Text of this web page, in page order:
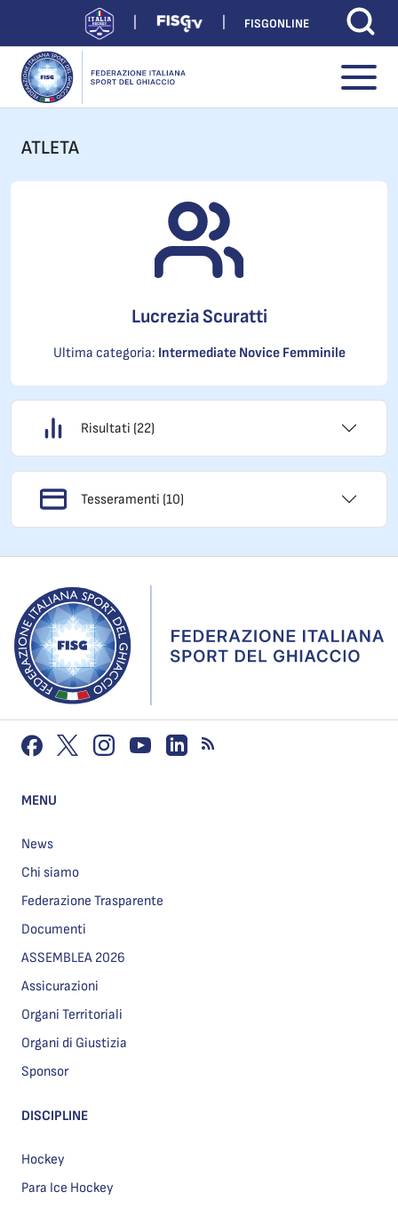
FISGONLINE
ATLETA
Lucrezia Scuratti
Ultima categoria: Intermediate Novice Femminile
Risultati (22)
Tesseramenti (10)
MENU
News
Chi siamo
Federazione Trasparente
Documenti
ASSEMBLEA 2026
Assicurazioni
Organi Territoriali
Organi di Giustizia
Sponsor
DISCIPLINE
Hockey
Para Ice Hockey